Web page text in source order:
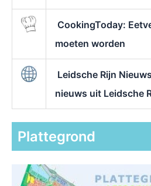
CookingToday:
moeten worden
Leidsche Rijn
nieuws uit Leidsche
Plattegrond